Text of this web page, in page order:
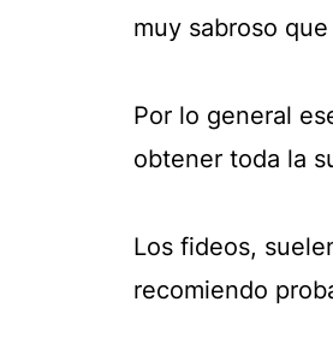
muy sabroso
Por lo general
obtener toda la
Los fideos,
recomiendo